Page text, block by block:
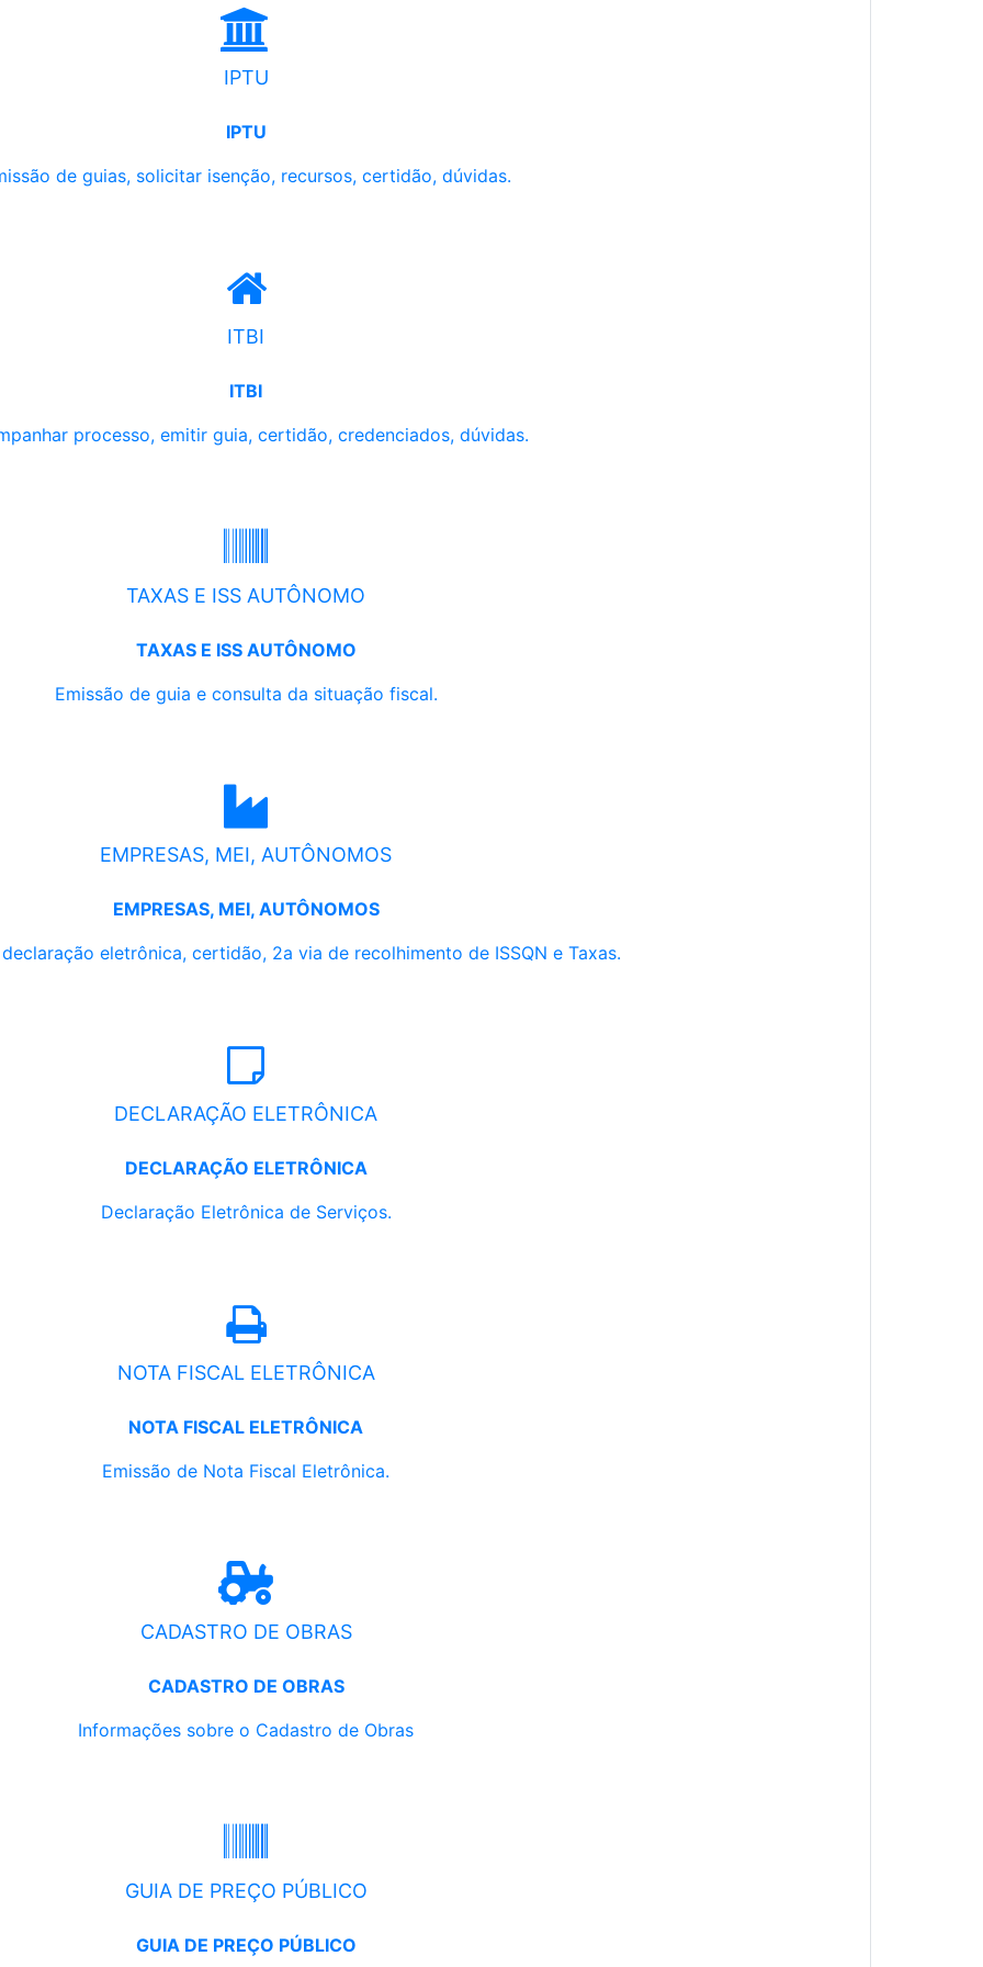
IPTU
IPTU
de guias, solicitar isenção, recursos, certidão, dúvidas.
ITBI
ITBI
processo, emitir guia, certidão, credenciados, dúvidas.
TAXAS E ISS AUTÔNOMO
TAXAS E ISS AUTÔNOMO
Emissão de guia e consulta da situação fiscal.
EMPRESAS, MEI, AUTÔNOMOS
EMPRESAS, MEI, AUTÔNOMOS
eletrônica, certidão, 2a via de recolhimento de ISSQN e Taxas.
DECLARAÇÃO ELETRÔNICA
DECLARAÇÃO ELETRÔNICA
Declaração Eletrônica de Serviços.
NOTA FISCAL ELETRÔNICA
NOTA FISCAL ELETRÔNICA
Emissão de Nota Fiscal Eletrônica.
CADASTRO DE OBRAS
CADASTRO DE OBRAS
Informações sobre o Cadastro de Obras
GUIA DE PREÇO PÚBLICO
GUIA DE PREÇO PÚBLICO